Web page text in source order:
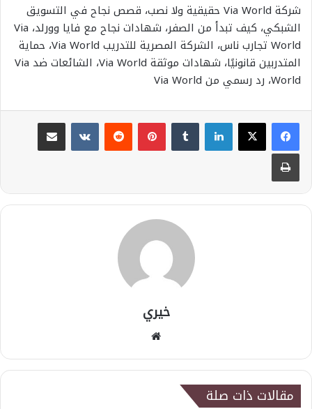
شركة Via World حقيقية ولا نصب، قصص نجاح في التسويق
الشبكي، كيف تبدأ من الصفر، شهادات نجاح مع فايا وورلد، Via
World تجارب ناس، الشركة المصرية للتدريب Via World، حماية
المتدربين قانونيًا، شهادات موثقة Via World، الشائعات ضد Via
World، رد رسمي من Via World
لينكدإن بينتيريست
مشاركة عبر البريد
طباعة
خيري
مقالات ذات صلة